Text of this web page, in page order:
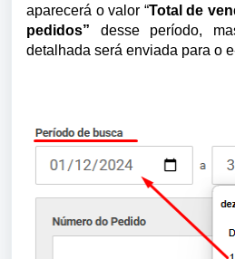
aparecerá o valor “Total de
pedidos” desse período,
detalhada será enviada para o